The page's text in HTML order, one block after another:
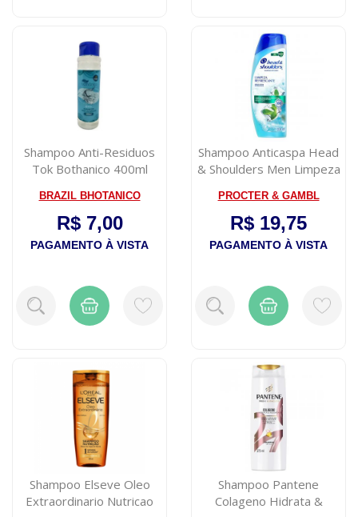
Shampoo Anti-Residuos
Tok Bothanico 400ml
BRAZIL BHOTANICO
R$ 7,00
PAGAMENTO À VISTA
Shampoo Anticaspa Head
& Shoulders Men Limpeza
PROCTER & GAMBL
R$ 19,75
PAGAMENTO À VISTA
Shampoo Elseve Oleo
Extraordinario Nutricao
Shampoo Pantene
Colageno Hidrata &